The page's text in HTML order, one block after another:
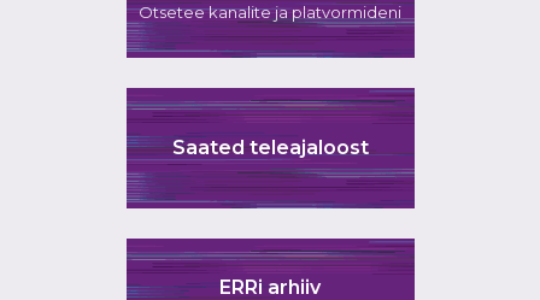
Otsetee kanalite ja platvormideni
Saated teleajaloost
ERRi arhiiv